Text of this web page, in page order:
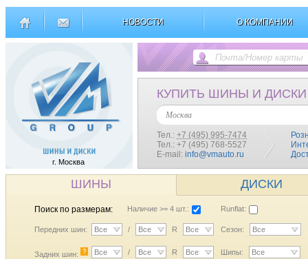
НОВОСТИ О КОМПАНИИ
г. Москва
КУПИТЬ ШИНЫ И ДИСКИ
Москва
Тел.: +7 (495) 995-7474
Тел.: +7 (495) 768-5527
E-mail: info@vmauto.ru
ШИНЫ ДИСКИ
Поиск по размерам: Наличие >= 4 шт.: Runflat:
Передних шин: Все / Все R Все Сезон: Все
Задних шин: ? Все / Все R Все Шипы: Все